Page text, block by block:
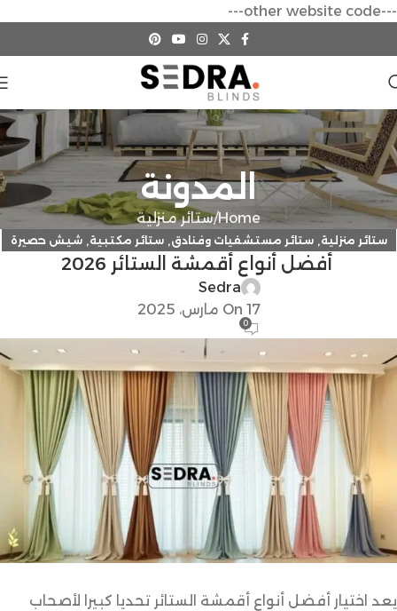
---other website code---
المدونة
Home ستائر منزلية
ستائر منزلية,ستائر مستشفيات وفنادق,ستائر مكتبية,شيش حصيرة
أفضل أنواع أقمشة الستائر 2026
Sedra
On 17 مارس، 2025
0
يعد اختيار أفضل أنواع أقمشة الستائر تحديا كبيرا لأصحاب